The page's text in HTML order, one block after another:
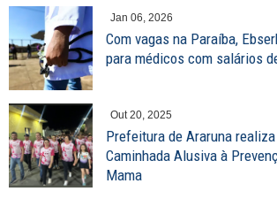
Jan 06, 2026
Com vagas na Paraíba,
para médicos com salários
Out 20, 2025
Prefeitura de Araruna
Caminhada Alusiva à
Mama